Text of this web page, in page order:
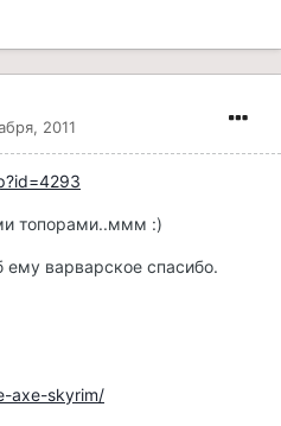
2011
топорами..ммм :)
варварское спасибо.
axe-skyrim/